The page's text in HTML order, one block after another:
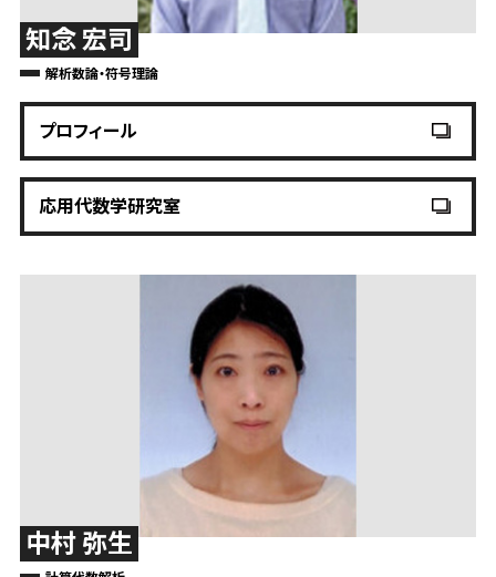
知念 宏司
解析数論・符号理論
プロフィール
応用代数学研究室
中村 弥生